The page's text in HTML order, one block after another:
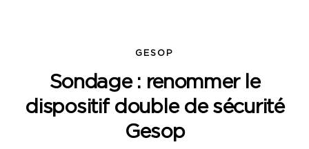
GESOP
Sondage : renommer le
dispositif double de sécurité
Gesop